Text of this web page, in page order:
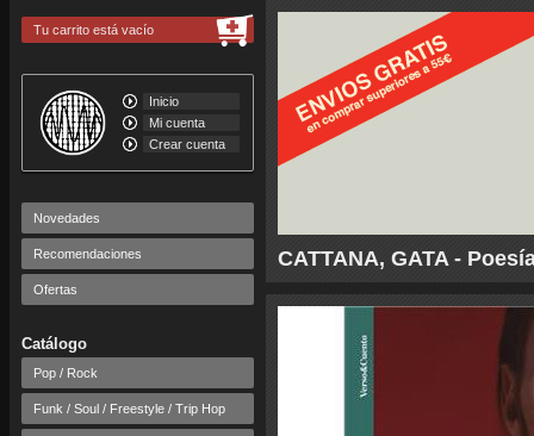
CATTANA, GATA -
Tu carrito está vacío
Inicio
Mi cuenta
Crear cuenta
Novedades
Recomendaciones
Ofertas
Catálogo
Pop / Rock
Funk / Soul / Freestyle / Trip Hop